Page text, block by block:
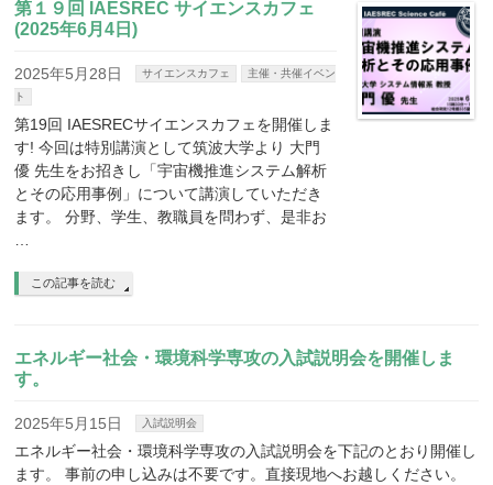
第１９回 IAESREC サイエンスカフェ
(2025年6月4日)
2025年5月28日 サイエンスカフェ
主催・共催イベン
ト
第19回 IAESRECサイエンスカフェを開催しま
す! 今回は特別講演として筑波大学より 大門
優 先生をお招きし「宇宙機推進システム解析
とその応用事例」について講演していただき
ます。 分野、学生、教職員を問わず、是非お
…
この記事を読む
エネルギー社会・環境科学専攻の入試説明会を開催しま
す。
2025年5月15日 入試説明会
エネルギー社会・環境科学専攻の入試説明会を下記のとおり開催し
ます。 事前の申し込みは不要です。直接現地へお越しください。